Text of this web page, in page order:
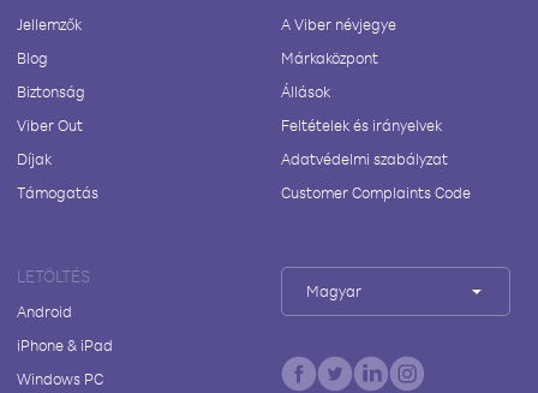
Jellemzők
Blog
Biztonság
Viber Out
Díjak
Támogatás
A Viber névjegye
Márkaközpont
Állások
Feltételek és irányelvek
Adatvédelmi szabályzat
Customer Complaints Code
LETÖLTÉS
Android
iPhone & iPad
Windows PC
Magyar